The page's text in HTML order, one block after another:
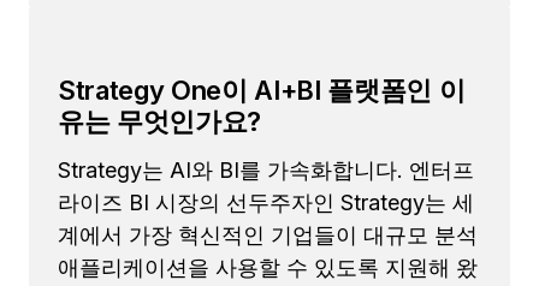
Strategy One이 AI+BI 플랫폼인 이
유는 무엇인가요?
Strategy는 AI와 BI를 가속화합니다. 엔터프
라이즈 BI 시장의 선두주자인 Strategy는 세
계에서 가장 혁신적인 기업들이 대규모 분석
애플리케이션을 사용할 수 있도록 지원해 왔